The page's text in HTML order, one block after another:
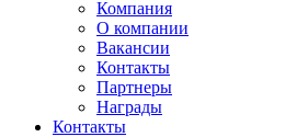
Компания
О компании
Вакансии
Контакты
Партнеры
Награды
Контакты